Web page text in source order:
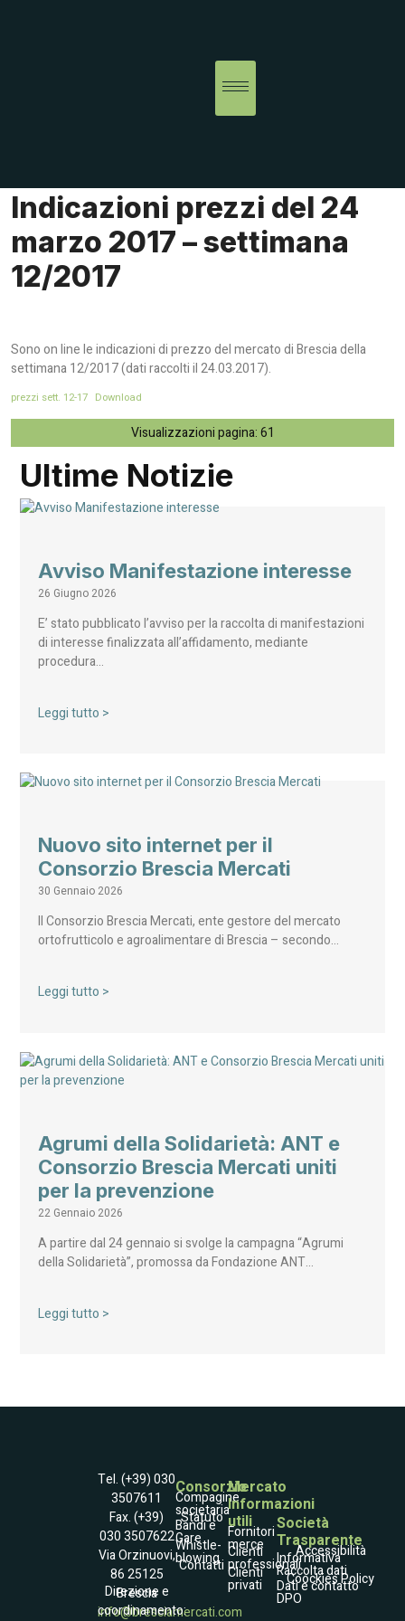
Indicazioni prezzi del 24
marzo 2017 – settimana
12/2017
Sono on line le indicazioni di prezzo del mercato di Brescia della
settimana 12/2017 (dati raccolti il 24.03.2017).
prezzi sett. 12-17 Download
Visualizzazioni pagina:61
Ultime Notizie
Avviso Manifestazione interesse
26 Giugno 2026
E’ stato pubblicato l’avviso per la raccolta di manifestazioni
di interesse finalizzata all’affidamento, mediante
procedura…
Leggi tutto >
Nuovo sito internet per il
Consorzio Brescia Mercati
30 Gennaio 2026
Il Consorzio Brescia Mercati, ente gestore del mercato
ortofrutticolo e agroalimentare di Brescia – secondo…
Leggi tutto >
Agrumi della Solidarietà: ANT e
Consorzio Brescia Mercati uniti
per la prevenzione
22 Gennaio 2026
A partire dal 24 gennaio si svolge la campagna “Agrumi
della Solidarietà”, promossa da Fondazione ANT…
Leggi tutto >
Tel. (+39) 030
3507611
Fax. (+39)
030 3507622
Via Orzinuovi,
86 25125
Brescia
info@bresciamercati.com
Direzione e
coordinamento:
Consorzio
Compagine
societaria
Statuto
Bandi e
Gare
Whistle­
blowing
Contatti
Mercato
Informazioni
utili
Fornitori
merce
Clienti
professionali
Clienti
privati
Società
Trasparente
Accessibilità
Informativa
Raccolta dati
Coockies Policy
Dati e contatto
DPO